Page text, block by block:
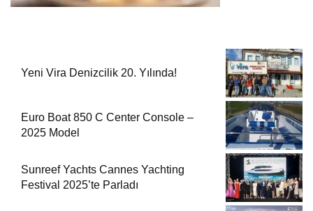
Yeni Vira Denizcilik 20. Yılında!
Euro Boat 850 C Center Console –
2025 Model
Sunreef Yachts Cannes Yachting
Festival 2025’te Parladı